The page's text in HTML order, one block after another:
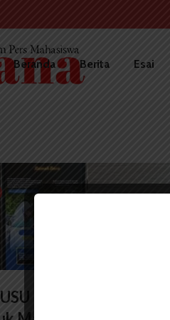
Beranda Berita Esai
Buka Donasi